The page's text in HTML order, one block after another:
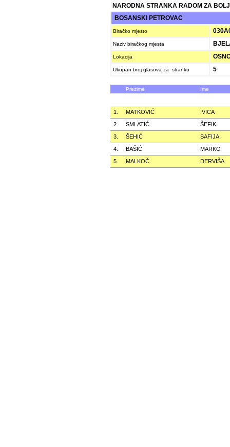
NARODNA STRANKA RADOM ZA
BOSANSKI PETROVAC
Biračko mjesto
Naziv biračkog mjesta
Lokacija
Ukupan broj glasova za stranku 5
Prezime Ime
1. MATKOVIĆ
IVICA
2.
SMLATIĆ
ŠEFIK
3.
ŠEHIĆ
SAFIJA
4.
BAŠIĆ
MARKO
5.
MALKOČ DERVIŠA